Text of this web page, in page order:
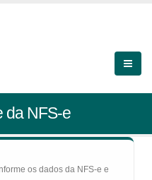
da NFS-e
os dados da NFS-e e